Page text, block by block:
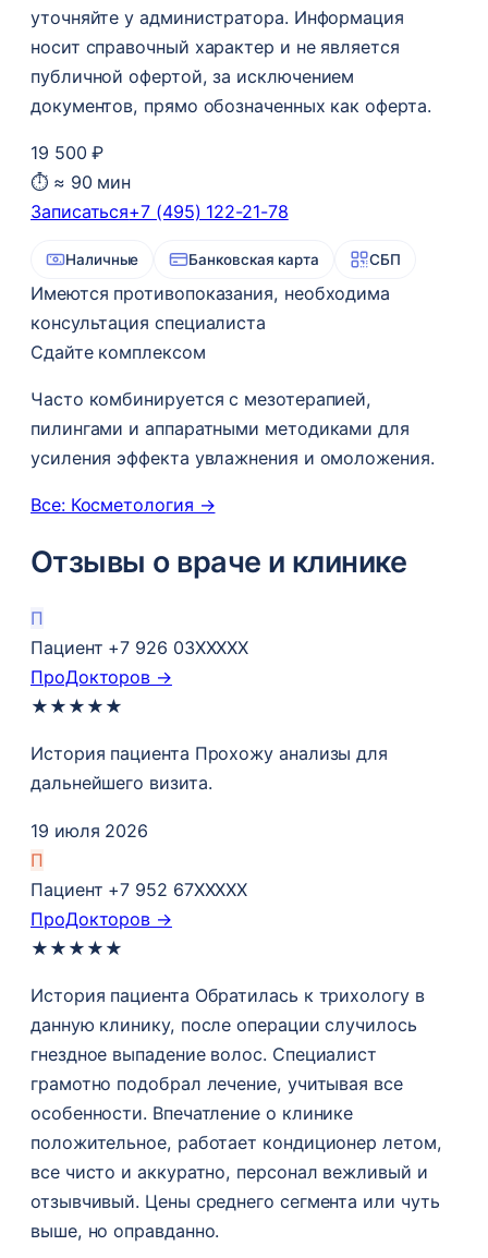
уточняйте у администратора. Информация
носит справочный характер и не является
публичной офертой, за исключением
документов, прямо обозначенных как оферта.
19 500 ₽
⏱ ≈ 90 мин
Записаться+7 (495) 122-21-78
Наличные Банковская карта СБП
Имеются противопоказания, необходима
консультация специалиста
Сдайте комплексом
Часто комбинируется с мезотерапией,
пилингами и аппаратными методиками для
усиления эффекта увлажнения и омоложения.
Все: Косметология →
Отзывы о враче и клинике
П
Пациент +7 926 03XXXXX
ПроДокторов →
★ ★ ★ ★ ★
История пациента Прохожу анализы​ для
дальнейшего визита.
19 июля 2026
П
Пациент +7 952 67XXXXX
ПроДокторов →
★ ★ ★ ★ ★
История пациента Обратилась к трихологу в
данную клинику, после операции случилось
гнездное выпадение волос​. Специалист
грамотно подобрал лечение, учитывая все
особенности. Впечатление о клинике
положительное, работает кондиционер летом,
все чисто и аккуратно, персонал вежливый и
отзывчивый. Цены среднего сегмента или чуть
выше, но оправданно.